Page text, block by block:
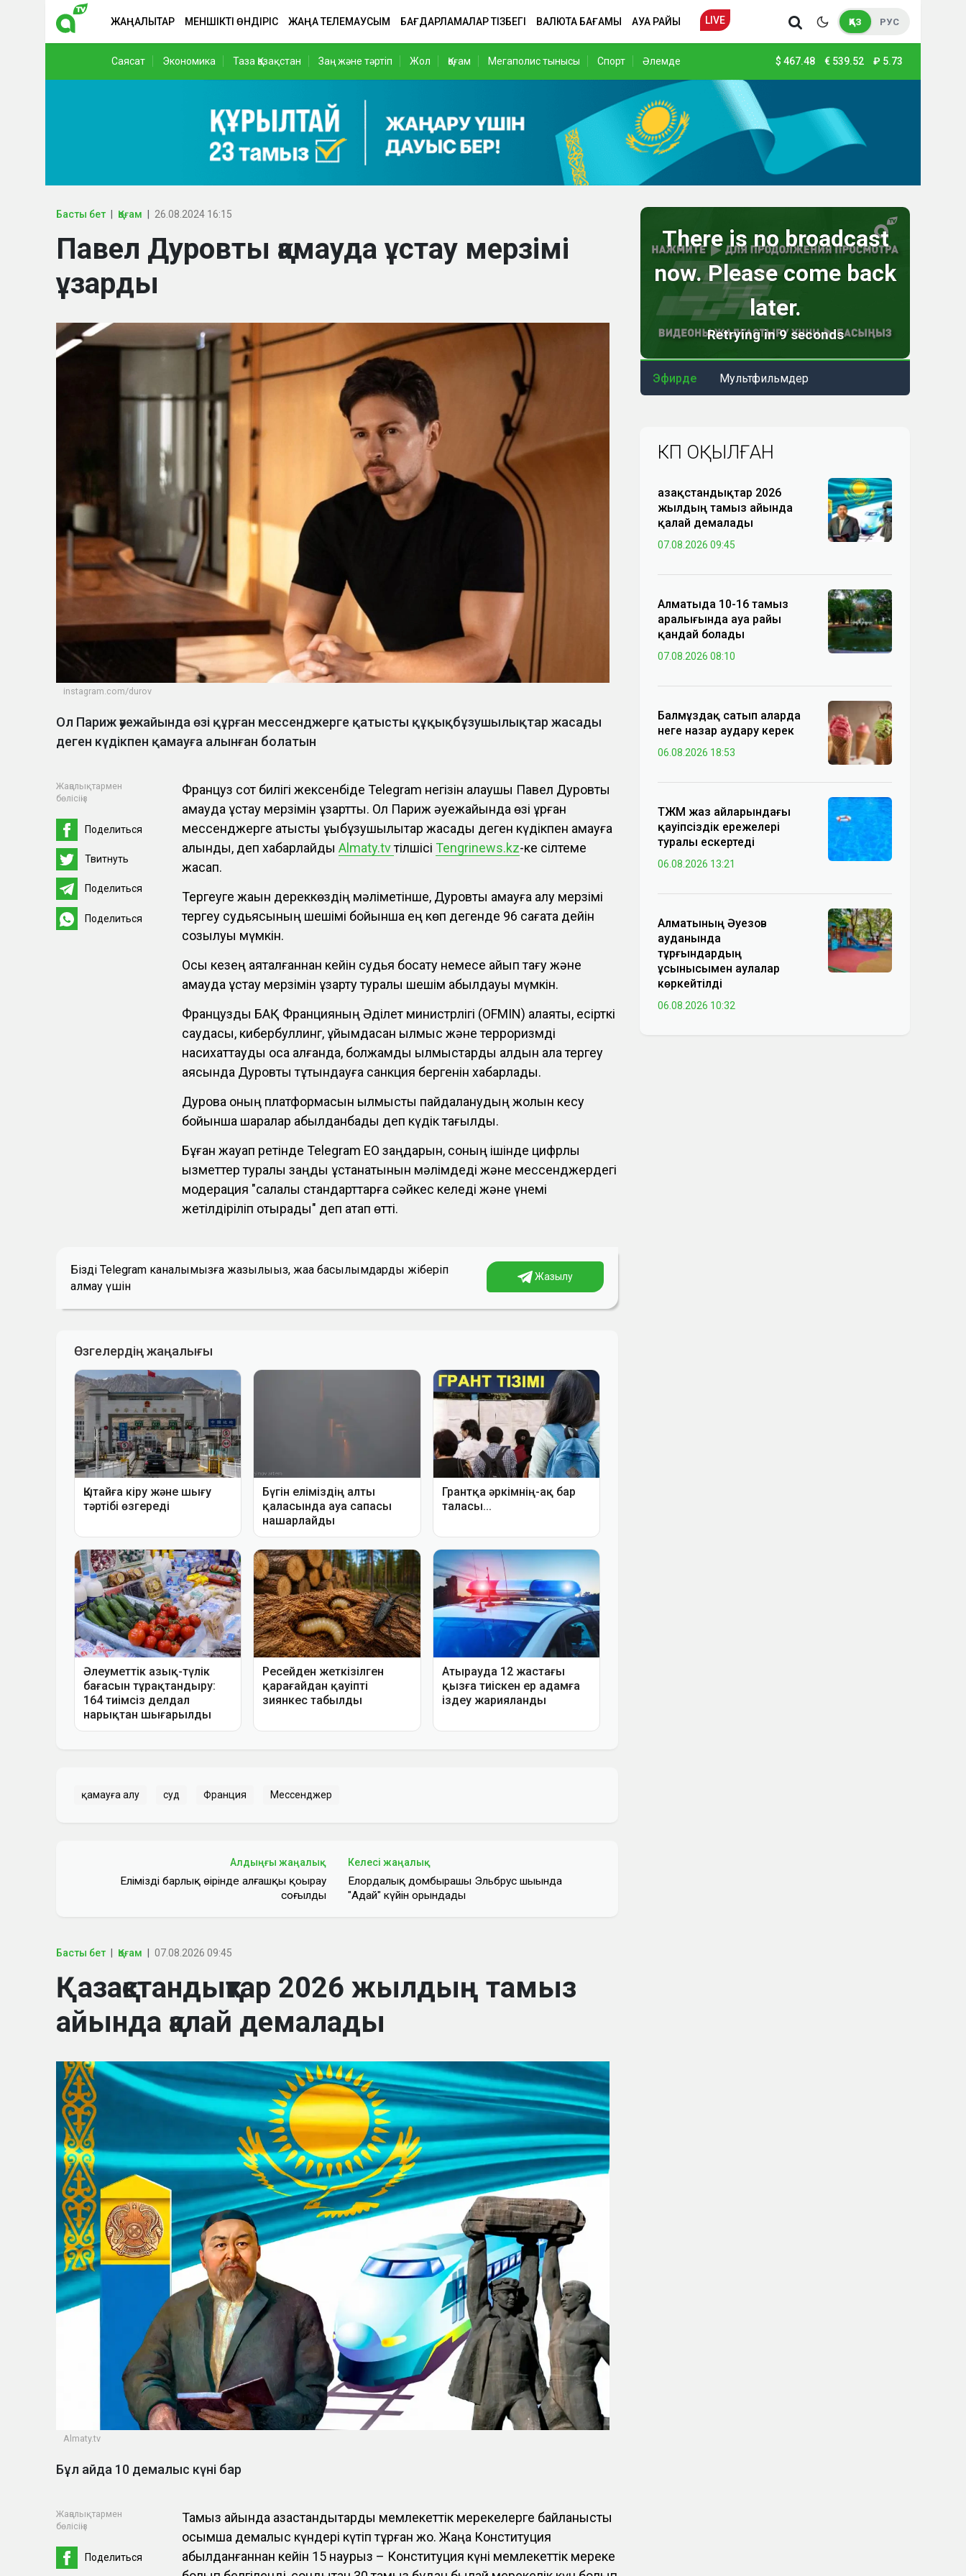
ЖАҢАЛЫҚТАР МЕНШІКТІ ӨНДІРІС ЖАҢА ТЕЛЕМАУСЫМ БАҒДАРЛАМАЛАР ТІЗБЕГІ ВАЛЮТА БАҒАМЫ АУА РАЙЫ LIVE ҚАЗ РУС
Саясат Экономика Таза Қазақстан Заң және тәртіп Жол Қоғам Мегаполис тынысы Спорт Әлемде $ 467.48 € 539.52 ₽ 5.73
Басты бет Қоғам 26.08.2024 16:15
Павел Дуровты қамауда ұстау мерзімі
ұзарды
instagram.com/durov
Ол Париж әуежайында өзі құрған мессенджерге қатысты құқықбұзушылықтар жасады
деген күдікпен қамауға алынған болатын
Жаңалықтармен
бөлісіңіз
Поделиться
Твитнуть
Поделиться
Поделиться
Француз сот билігі жексенбіде Telegram негізін қалаушы Павел Дуровты
қамауда ұстау мерзімін ұзартты. Ол Париж әуежайында өзі құрған
мессенджерге қатысты құқықбұзушылықтар жасады деген күдікпен қамауға
алынды, деп хабарлайдыAlmaty.tvтілшісі Tengrinews.kz-ке сілтеме
жасап.
Тергеуге жақын дереккөздің мәліметінше, Дуровты қамауға алу мерзімі
тергеу судьясының шешімі бойынша ең көп дегенде 96 сағатқа дейін
созылуы мүмкін.
Осы кезең аяқталғаннан кейін судья босату немесе айып тағу және
қамауда ұстау мерзімін ұзарту туралы шешім қабылдауы мүмкін.
Француздық БАҚ Францияның Әділет министрлігі (OFMIN) алаяқтық, есірткі
саудасы, кибербуллинг, ұйымдасқан қылмыс және терроризмді
насихаттауды қоса алғанда, болжамды қылмыстарды алдын ала тергеу
аясында Дуровты тұтқындауға санкция бергенін хабарлады.
Дуровқа оның платформасын қылмыстық пайдаланудың жолын кесу
бойынша шаралар қабылданбады деп күдік тағылды.
Бұған жауап ретінде Telegram ЕО заңдарын, соның ішінде цифрлық
қызметтер туралы заңды ұстанатынын мәлімдеді және мессенджердегі
модерация "салалық стандарттарға сәйкес келеді және үнемі
жетілдіріліп отырады" деп атап өтті.
Біздің Telegram каналымызға жазылыңыз, жаңа басылымдарды жіберіп
алмау үшін
Жазылу
қамауға алу суд Франция Мессенджер
Алдыңғы жаңалық
Еліміздің барлық өңірінде алғашқы қоңырау
соғылды
Келесі жаңалық
Елордалық домбырашы Эльбрус шыңында
"Адай" күйін орындады
Басты бет Қоғам 07.08.2026 09:45
Қазақстандықтар 2026 жылдың тамыз
айында қалай демалады
Almaty.tv
Бұл айда 10 демалыс күні бар
Жаңалықтармен
бөлісіңіз
Поделиться
Тамыз айында қазақстандықтарды мемлекеттік мерекелерге байланысты
қосымша демалыс күндері күтіп тұрған жоқ. Жаңа Конституция
қабылданғаннан кейін 15 наурыз – Конституция күні мемлекеттік мереке
Эфирде Мультфильмдер
КӨП ОҚЫЛҒАН
Қазақстандықтар 2026
жылдың тамыз айында
қалай демалады
07.08.2026 09:45
Алматыда 10-16 тамыз
аралығында ауа райы
қандай болады
07.08.2026 08:10
Балмұздақ сатып аларда
неге назар аудару керек
06.08.2026 18:53
ТЖМ жаз айларындағы
қауіпсіздік ережелері
туралы ескертеді
06.08.2026 13:21
Алматының Әуезов
ауданында
тұрғындардың
ұсынысымен аулалар
көркейтілді
06.08.2026 10:32